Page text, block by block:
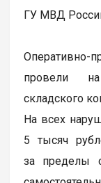
ГУ МВД
провели на
складского
На всех
5 тысяч
за пределы